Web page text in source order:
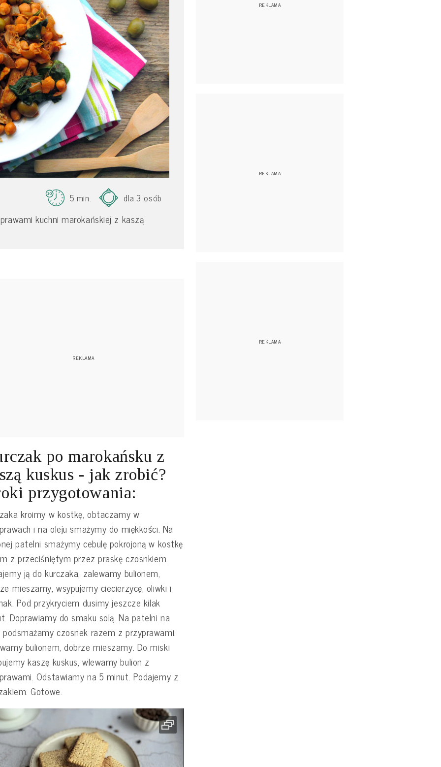
5 min. dla 3 osób
kuchni marokańskiej z kaszą
po marokańsku z
kuskus - jak zrobić?
przygotowania:
kroimy w kostkę, obtaczamy w
i na oleju smażymy do miękkości. Na
patelni smażymy cebulę pokrojoną w kostkę
z przeciśniętym przez praskę czosnkiem.
ją do kurczaka, zalewamy bulionem,
mieszamy, wsypujemy ciecierzycę, oliwki i
Pod przykryciem dusimy jeszcze kilak
Doprawiamy do smaku solą. Na patelni na
podsmażamy czosnek razem z przyprawami.
bulionem, dobrze mieszamy. Do miski
kaszę kuskus, wlewamy bulion z
Odstawiamy na 5 minut. Podajemy z
Gotowe.